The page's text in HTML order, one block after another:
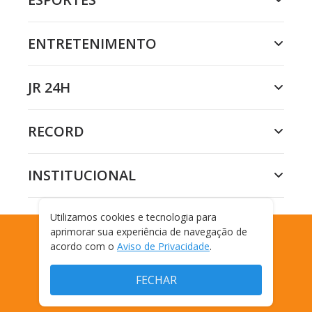
ENTRETENIMENTO
JR 24H
RECORD
INSTITUCIONAL
FAMOSOS E TV
Utilizamos cookies e tecnologia para
aprimorar sua experiência de navegação de
acordo com o Aviso de Privacidade.
FECHAR